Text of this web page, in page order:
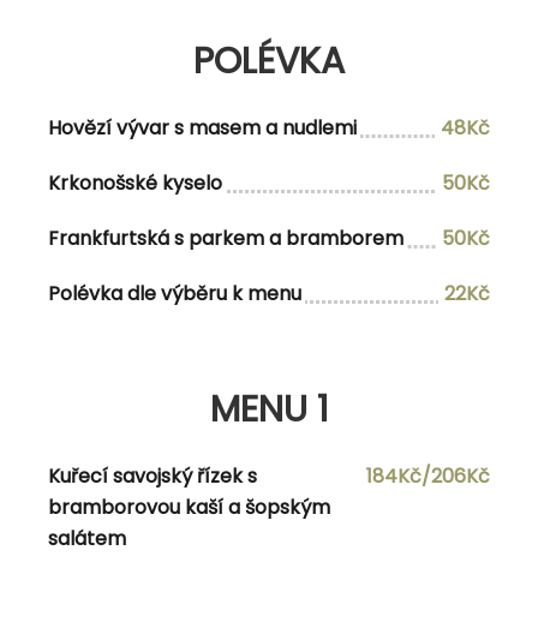
VÍKENDOVÉ MENU POLÉVKA
Staročeská kulajda s hříbky, bramborem a
79Kč
Řízečky z vepřové panenky se šťouchaným
bramborem, křenovou majonézou a citrónem
Hovezí sous vide guláš s houskovým knedlíkem,
bramboráčky, cibulkou a beraním rohem
219Kč
POLÉVKA
Hovězí vývar s masem a nudlemi
48Kč
Krkonošské kyselo
50Kč
Frankfurtská s parkem a bramborem
50Kč
Polévka dle výběru k menu
22Kč
MENU 1
Kuřecí savojský řízek s
bramborovou kaší a šopským
salátem
184Kč/206Kč